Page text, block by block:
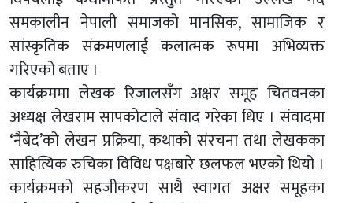
समकालीन नेपाली समाजको मानसिक, सामाजिक र
सांस्कृतिक संक्रमणलाई कलात्मक रूपमा अभिव्यक्त
गरिएको बताए ।
कार्यक्रममा लेखक रिजालसँग अक्षर समूह चितवनका
अध्यक्ष लेखराम सापकोटाले संवाद गरेका थिए । संवादमा
‘नैबेद’को लेखन प्रक्रिया, कथाको संरचना तथा लेखकका
साहित्यिक रुचिका विविध पक्षबारे छलफल भएको थियो ।
कार्यक्रमको सहजीकरण साथै स्वागत अक्षर समूहका